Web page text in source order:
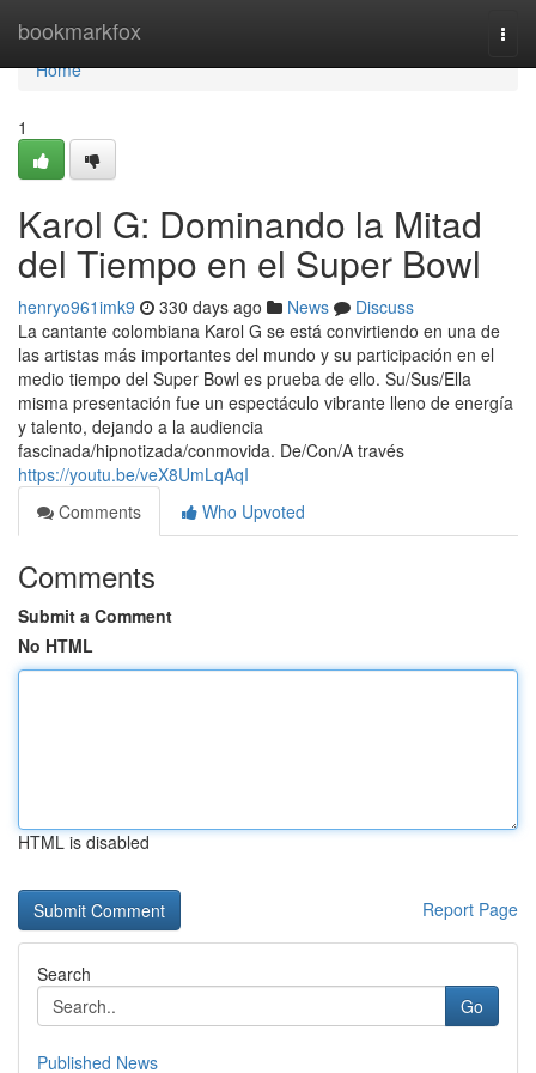
bookmarkfox
Home
Home
1
Karol G: Dominando la Mitad
del Tiempo en el Super Bowl
henryo961imk9 330 days ago News
Discuss
La cantante colombiana Karol G se está convirtiendo en una de
las artistas más importantes del mundo y su participación en el
medio tiempo del Super Bowl es prueba de ello. Su/Sus/Ella
misma presentación fue un espectáculo vibrante lleno de energía
y talento, dejando a la audiencia
fascinada/hipnotizada/conmovida. De/Con/A través
https://youtu.be/veX8UmLqAqI
Comments
Who Upvoted
Comments
Submit a Comment
No HTML
HTML is disabled
Report Page
Search
Go
Published News